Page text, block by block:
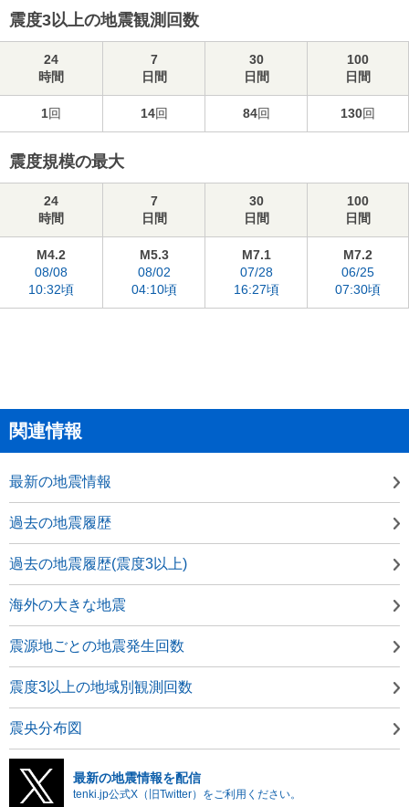
震度3以上の地震観測回数
24
時間
7
日間
30
日間
100
日間
1回 14回 84回 130回
震度規模の最大
24
時間
7
日間
30
日間
100
日間
M4.2
08/08
10:32頃
M5.3
08/02
04:10頃
M7.1
07/28
16:27頃
M7.2
06/25
07:30頃
関連情報
最新の地震情報
過去の地震履歴
過去の地震履歴(震度3以上)
海外の大きな地震
震源地ごとの地震発生回数
震度3以上の地域別観測回数
震央分布図
最新の地震情報を配信
tenki.jp公式X（旧Twitter）をご利用ください。